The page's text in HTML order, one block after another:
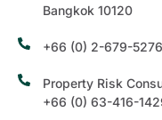
Bangkok 10120
+66 (0) 2-679-
Property Risk
+66 (0) 63-416-